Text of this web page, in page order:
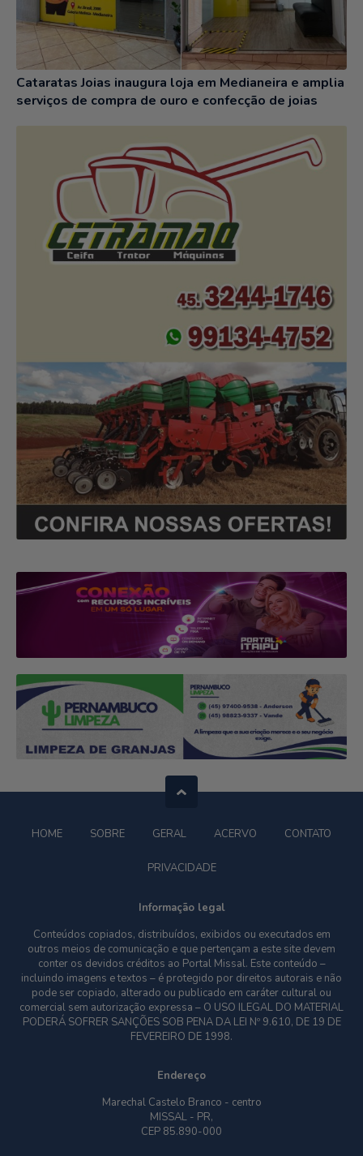
Cataratas Joias inaugura loja em Medianeira e amplia
serviços de compra de ouro e confecção de joias
HOME SOBRE GERAL ACERVO CONTATO
PRIVACIDADE
Informação legal
Conteúdos copiados, distribuídos, exibidos ou executados em
outros meios de comunicação e que pertençam a este site devem
conter os devidos créditos ao Portal Missal. Este conteúdo –
incluindo imagens e textos – é protegido por direitos autorais e não
pode ser copiado, alterado ou publicado em caráter cultural ou
comercial sem autorização expressa – O USO ILEGAL DO MATERIAL
PODERÁ SOFRER SANÇÕES SOB PENA DA LEI Nº 9.610, DE 19 DE
FEVEREIRO DE 1998.
Endereço
Marechal Castelo Branco - centro
MISSAL - PR,
CEP 85.890-000